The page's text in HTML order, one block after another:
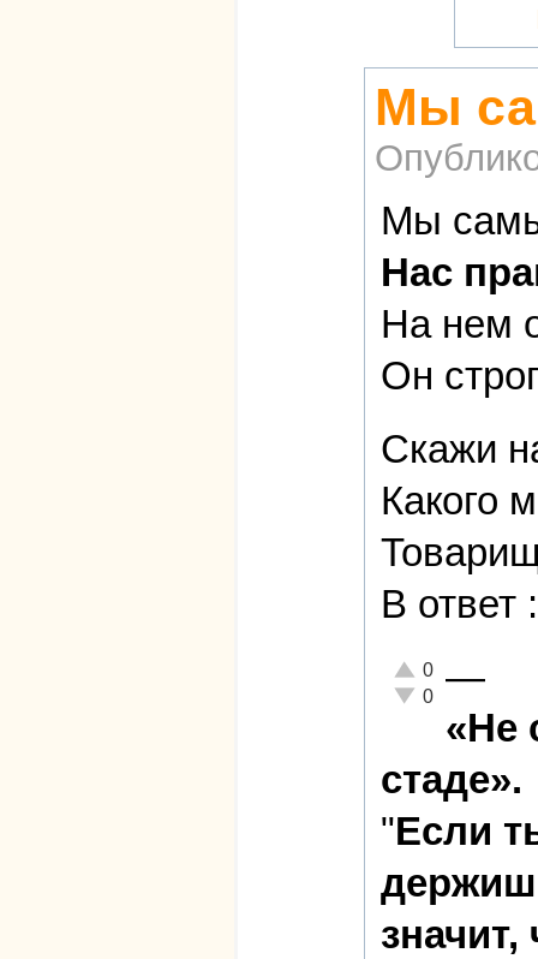
Мы
Мы
Нас
На нем
Он
Скажи
Какого
В
Отлично!
0
Неадекватно!
0 —
«Не
стаде».
"Если